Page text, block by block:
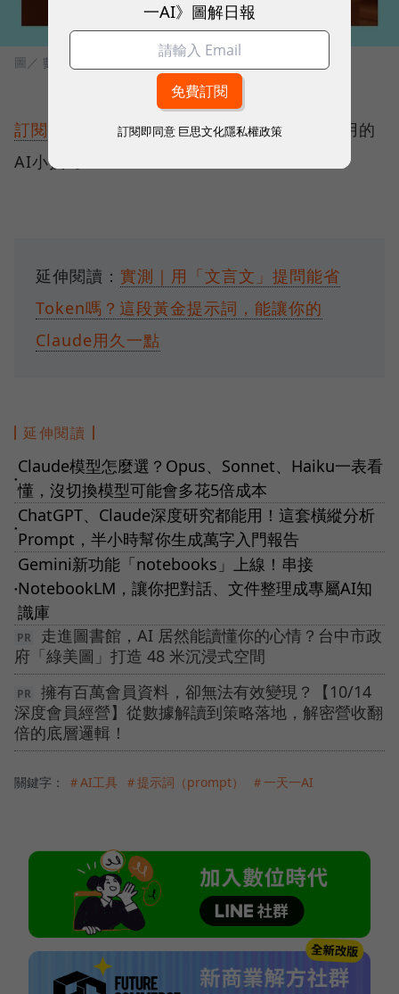
圖／ 數位時代
訂閱《一天一AI》日報，每天跟你分享超實用的
AI小技巧！
延伸閱讀： 實測｜用「文言文」提問能省
Token嗎？這段黃金提示詞，能讓你的
Claude用久一點
延伸閱讀
●
Claude模型怎麼選？Opus、Sonnet、Haiku一表看
懂，沒切換模型可能會多花5倍成本
●
ChatGPT、Claude深度研究都能用！這套橫縱分析
Prompt，半小時幫你生成萬字入門報告
●
Gemini新功能「notebooks」上線！串接
NotebookLM，讓你把對話、文件整理成專屬AI知
識庫
走進圖書館，AI 居然能讀懂你的心情？台中市政
府「綠美圖」打造 48 米沉浸式空間
擁有百萬會員資料，卻無法有效變現？【10/14
深度會員經營】從數據解讀到策略落地，解密營收翻
倍的底層邏輯！
關鍵字： ＃AI工具 ＃提示詞（prompt） ＃一天一AI
一AI》圖解日報
訂閱即同意 巨思文化隱私權政策